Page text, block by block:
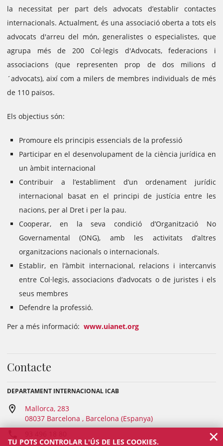
la necessitat per part dels advocats d’establir contactes
internacionals.Actualment, és una associació oberta a tots els
advocats d'arreu del món, generalistes o especialistes, que
agrupa més de 200 Col·legis d'Advocats, federacions i
associacions (que representen prop de dos milions d
´advocats), així com a milers de membres individuals de més
de 110 països.
Els objectius són:
Promoure els principis essencials de la professió
Participar en el desenvolupament de la ciència jurídica en
un àmbit internacional
Contribuir a l’establiment d’un ordenament jurídic
internacional basat en el principi de justícia entre les
nacions, per al Dret i per la pau.
Cooperar, en la seva condició d’Organització No
Governamental (ONG), amb les activitats d’altres
organitzacions nacionals o internacionals.
Establir, en l’àmbit internacional, relacions i intercanvis
entre Col·legis, associacions d’advocats o de juristes i els
seus membres
Defendre la professió.
Per a més informació: www.uianet.org
Contacte
DEPARTAMENT INTERNACIONAL ICAB
Mallorca, 283
08037 Barcelona , Barcelona (Espanya)
TU POTS CONTROLAR L'ÚS DE LES COOKIES.
×